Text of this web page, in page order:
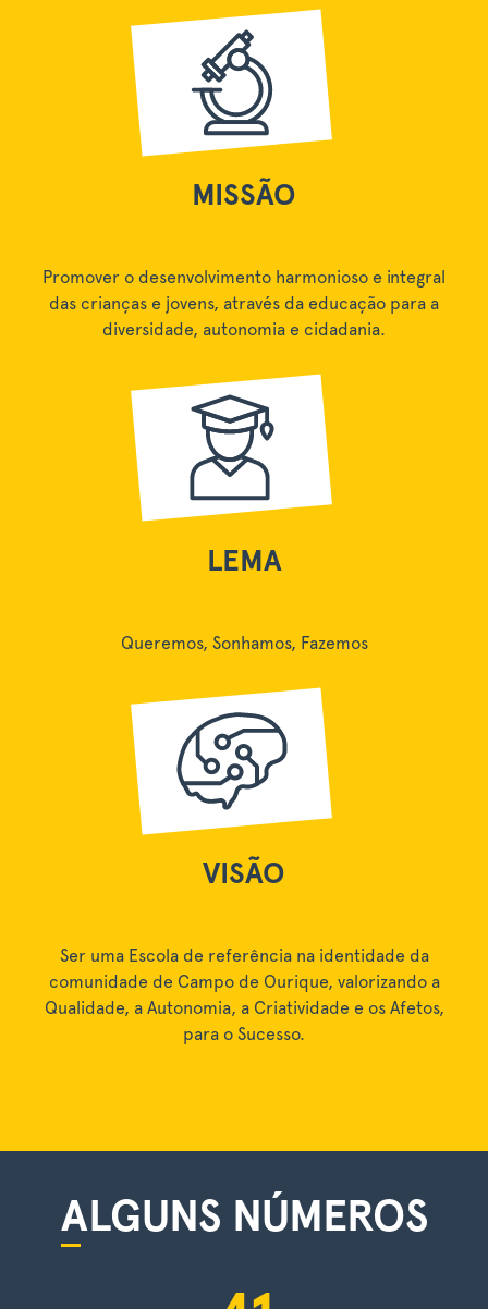
MISSÃO
Promover o desenvolvimento harmonioso e integral
das crianças e jovens, através da educação para a
diversidade, autonomia e cidadania.
LEMA
Queremos, Sonhamos, Fazemos
VISÃO
Ser uma Escola de referência na identidade da
comunidade de Campo de Ourique, valorizando a
Qualidade, a Autonomia, a Criatividade e os Afetos,
para o Sucesso.
ALGUNS NÚMEROS